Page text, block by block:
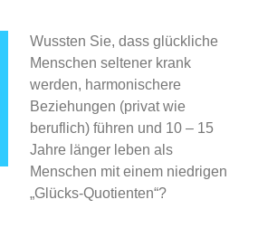
Wussten Sie, dass glückliche
Menschen seltener krank
werden, harmonischere
Beziehungen (privat wie
beruflich) führen und 10 – 15
Jahre länger leben als
Menschen mit einem niedrigen
„Glücks-Quotienten“?